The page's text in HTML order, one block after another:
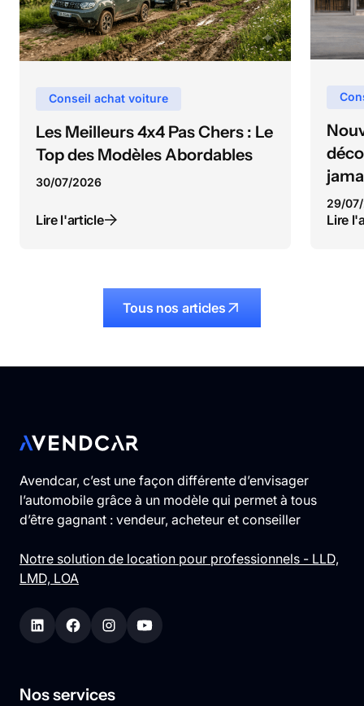
Conseil achat voiture
Les Meilleurs 4x4 Pas Chers : Le
Top des Modèles Abordables
30/07/2026
Lire l'article
29/07/
Lire
Tous nos articles
Avendcar, c’est une façon différente d’envisager
l’automobile grâce à un modèle qui permet à tous
d’être gagnant : vendeur, acheteur et conseiller
Notre solution de location pour professionnels - LLD,
LMD, LOA
Nos services